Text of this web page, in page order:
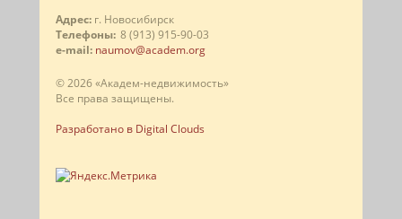
Адрес: г. Новосибирск
Телефоны: 8 (913) 915-90-03
e-mail: naumov@academ.org
© 2026 «Академ-недвижимость»
Все права защищены.
Разработано в Digital Clouds